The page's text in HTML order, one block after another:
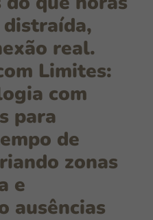
distraída,
real.
Limites:
com
para
de
zonas
e
ausências